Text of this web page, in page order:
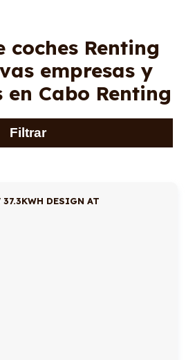
coches Renting
empresas y
Cabo Renting
Filtrar
DESIGN AT